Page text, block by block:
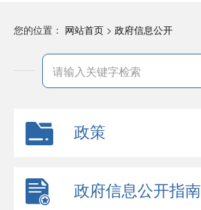
您的位置： 网站首页 > 政府信息公开
政策
政府信息公开指南